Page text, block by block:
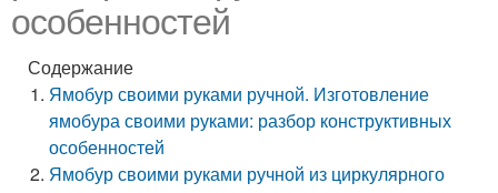
особенностей
Содержание
Ямобур своими руками ручной. Изготовление
ямобура своими руками: разбор конструктивных
особенностей
Ямобур своими руками ручной из циркулярного